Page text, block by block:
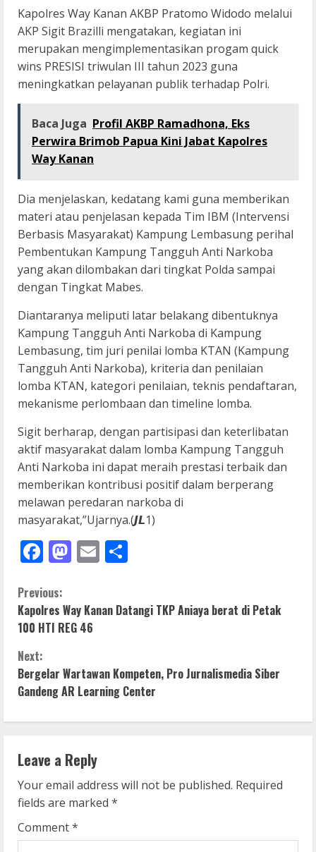
Kapolres Way Kanan AKBP Pratomo Widodo melalui
AKP Sigit Brazilli mengatakan, kegiatan ini
merupakan mengimplementasikan progam quick
wins PRESISI triwulan III tahun 2023 guna
meningkatkan pelayanan publik terhadap Polri.
Baca Juga Profil AKBP Ramadhona, Eks
Perwira Brimob Papua Kini Jabat Kapolres
Way Kanan
Dia menjelaskan, kedatang kami guna memberikan
materi atau penjelasan kepada Tim IBM (Intervensi
Berbasis Masyarakat) Kampung Lembasung perihal
Pembentukan Kampung Tangguh Anti Narkoba
yang akan dilombakan dari tingkat Polda sampai
dengan Tingkat Mabes.
Diantaranya meliputi latar belakang dibentuknya
Kampung Tangguh Anti Narkoba di Kampung
Lembasung, tim juri penilai lomba KTAN (Kampung
Tangguh Anti Narkoba), kriteria dan penilaian
lomba KTAN, kategori penilaian, teknis pendaftaran,
mekanisme perlombaan dan timeline lomba.
Sigit berharap, dengan partisipasi dan keterlibatan
aktif masyarakat dalam lomba Kampung Tangguh
Anti Narkoba ini dapat meraih prestasi terbaik dan
memberikan kontribusi positif dalam berperang
melawan peredaran narkoba di
masyarakat,”Ujarnya.(𝙅𝙇1)
Facebook
Mastodon
Email
C
o
n
t
i
n
u
e
R
Previous:
Kapolres Way Kanan Datangi TKP Aniaya berat di Petak
100 HTI REG 46
Next:
Bergelar Wartawan Kompeten, Pro Jurnalismedia Siber
Gandeng AR Learning Center
Leave a Reply
Your email address will not be published. Required
fields are marked *
Comment*